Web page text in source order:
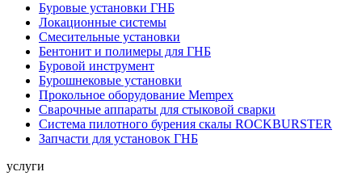
Буровые установки ГНБ
Локационные системы
Смесительные установки
Бентонит и полимеры для ГНБ
Буровой инструмент
Бурошнековые установки
Прокольное оборудование Mempex
Сварочные аппараты для стыковой сварки
Система пилотного бурения скалы ROCKBURSTER
Запчасти для установок ГНБ
услуги